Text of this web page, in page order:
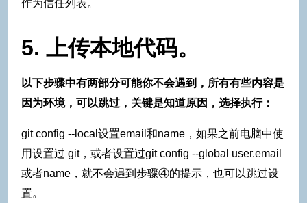
作为信任列表。
5. 上传本地代码。
以下步骤中有两部分可能你不会遇到，所有有些内容是
因为环境，可以跳过，关键是知道原因，选择执行：
git config --local设置email和name，如果之前电脑中使
用设置过 git，或者设置过git config --global user.email
或者name，就不会遇到步骤④的提示，也可以跳过设
置。